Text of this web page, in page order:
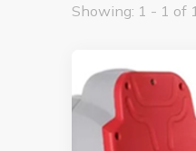
Showing: 1 - 1 of